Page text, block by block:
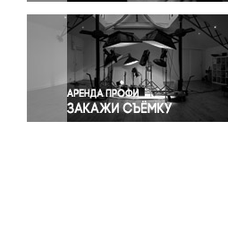
Светская жизнь
Спорт
Экология
Экономика и бизнес